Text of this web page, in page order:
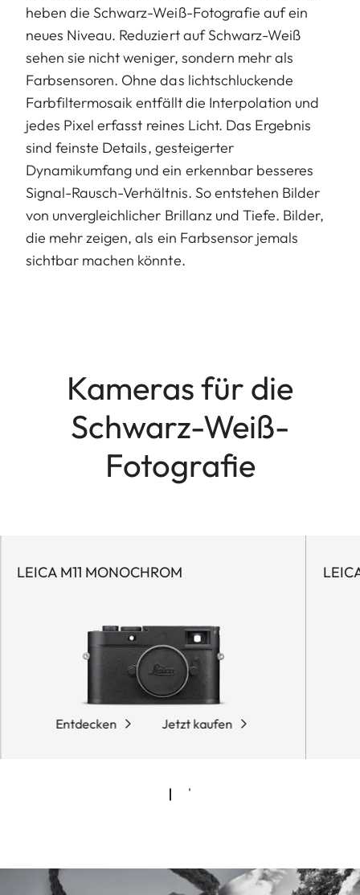
heben die Schwarz-Weiß-Fotografie auf ein
neues Niveau. Reduziert auf Schwarz-Weiß
sehen sie nicht weniger, sondern mehr als
Farbsensoren. Ohne das lichtschluckende
Farbfiltermosaik entfällt die Interpolation und
jedes Pixel erfasst reines Licht. Das Ergebnis
sind feinste Details, gesteigerter
Dynamikumfang und ein erkennbar besseres
Signal-Rausch-Verhältnis. So entstehen Bilder
von unvergleichlicher Brillanz und Tiefe. Bilder,
die mehr zeigen, als ein Farbsensor jemals
sichtbar machen könnte.
Kameras für die
Schwarz-Weiß-
Fotografie
LEICA M11 MONOCHROM
Entdecken Jetzt kaufen